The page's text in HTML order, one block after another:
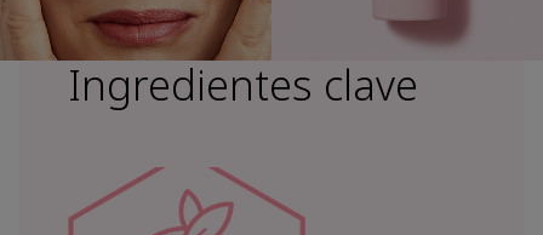
Ingredientes clave